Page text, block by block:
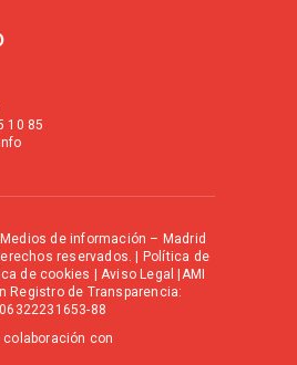
10 85
de información – Madrid
reservados. | Política de
de cookies | Aviso Legal |AMI
Registro de Transparencia:
88
colaboración con